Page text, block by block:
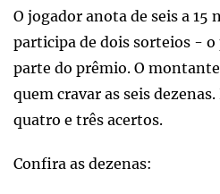
O jogador anota de seis a 15
participa de dois sorteios -
parte do prêmio. O
quem cravar as seis
quatro e três acertos.
Confira as dezenas: